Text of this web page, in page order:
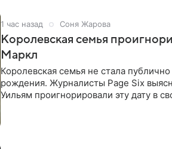
1 час назад Соня Жарова
Королевская семья
Маркл
Королевская семья не стала
рождения. Журналисты Page Six
Уильям проигнорировали эту дату в